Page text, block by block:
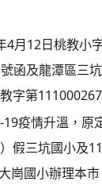
4月12日桃教小
函及龍潭區三
字第
疫情升溫，原
假三坑國小及
崗國小辦理本